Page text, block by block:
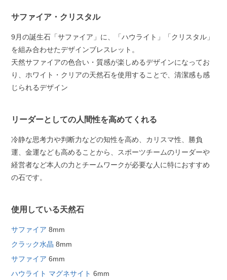
サファイア・クリスタル
9月の誕生石「サファイア」に、「ハウライト」「クリスタル」
を組み合わせたデザインブレスレット。
天然サファイアの色合い・質感が楽しめるデザインになってお
り、ホワイト・クリアの天然石を使用することで、清潔感も感
じられるデザイン
リーダーとしての人間性を高めてくれる
冷静な思考力や判断力などの知性を高め、カリスマ性、勝負
運、金運なども高めることから、スポーツチームのリーダーや
経営者など本人の力とチームワークが必要な人に特におすすめ
の石です。
使用している天然石
サファイア 8mm
クラック水晶 8mm
サファイア 6mm
ハウライト マグネサイト 6mm